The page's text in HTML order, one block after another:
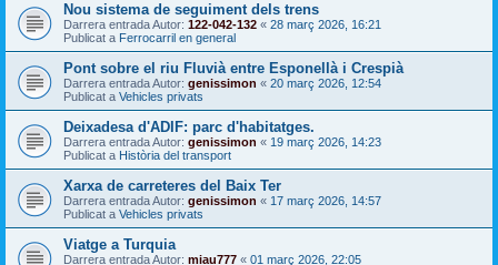
Nou sistema de seguiment dels trens
Darrera entrada Autor: 122-042-132 « 28 març 2026, 16:21
Publicat a Ferrocarril en general
Pont sobre el riu Fluvià entre Esponellà i Crespià
Darrera entrada Autor: genissimon « 20 març 2026, 12:54
Publicat a Vehicles privats
Deixadesa d'ADIF: parc d'habitatges.
Darrera entrada Autor: genissimon « 19 març 2026, 14:23
Publicat a Història del transport
Xarxa de carreteres del Baix Ter
Darrera entrada Autor: genissimon « 17 març 2026, 14:57
Publicat a Vehicles privats
Viatge a Turquia
Darrera entrada Autor: miau777 « 01 març 2026, 22:05